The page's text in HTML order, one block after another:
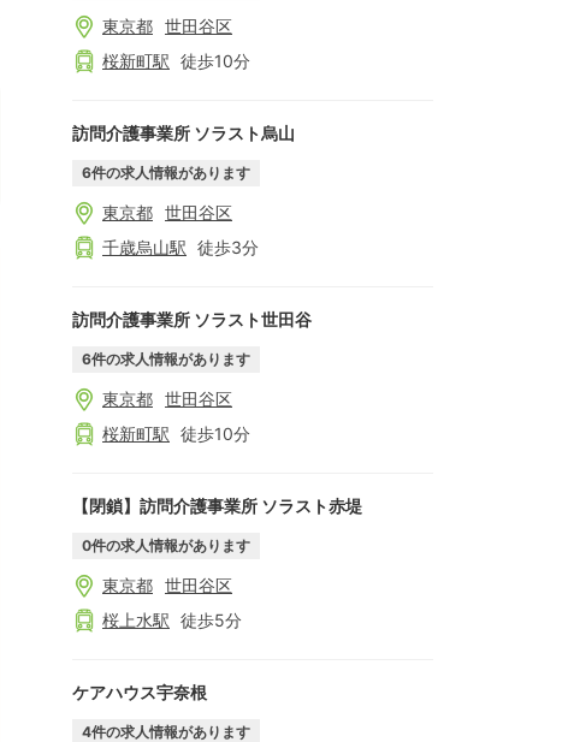
東京都 世田谷区
桜新町駅 徒歩10分
訪問介護事業所 ソラスト烏山
6件の求人情報があります
東京都 世田谷区
千歳烏山駅 徒歩3分
訪問介護事業所 ソラスト世田谷
6件の求人情報があります
東京都 世田谷区
桜新町駅 徒歩10分
【閉鎖】訪問介護事業所 ソラスト赤堤
0件の求人情報があります
東京都 世田谷区
桜上水駅 徒歩5分
ケアハウス宇奈根
4件の求人情報があります